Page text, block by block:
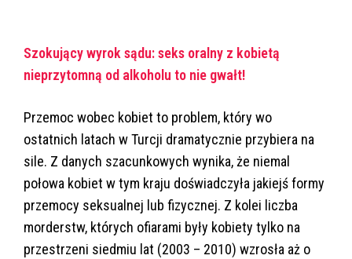
Szokujący wyrok sądu: seks oralny z kobietą
nieprzytomną od alkoholu to nie gwałt!
Przemoc wobec kobiet to problem, który wo
ostatnich latach w Turcji dramatycznie przybiera na
sile. Z danych szacunkowych wynika, że niemal
połowa kobiet w tym kraju doświadczyła jakiejś formy
przemocy seksualnej lub fizycznej. Z kolei liczba
morderstw, których ofiarami były kobiety tylko na
przestrzeni siedmiu lat (2003 – 2010) wzrosła aż o